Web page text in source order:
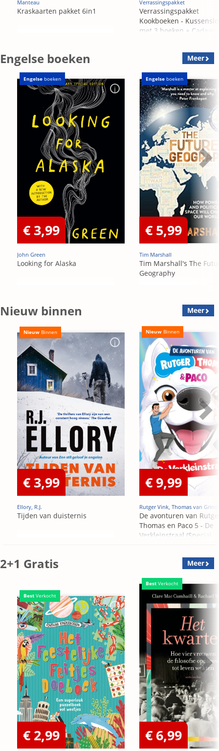
Manteau
Kraskaarten pakket 6in1
Verrassingspakket
Verrassingspakket
Kookboeken -
met 3 boeken + Cadeau
Engelse boeken Meer
Engelse boeken
€ 3,99
John Green
Looking for Alaska
Engelse boeken
€ 5,99
Tim Marshall
Tim Marshall's The
Geography
Nieuw binnen Meer
Nieuw Binnen
€ 3,99
Ellory, R.J.
Tijden van duisternis
Nieuw Binnen
€ 9,99
Rutger Vink, Thomas van
De avonturen van
Thomas en Paco 5 - De
Verkleinstraal (Special
2+1 Gratis Meer
Best Verkocht
€ 2,99
Best Verkocht
€ 6,99